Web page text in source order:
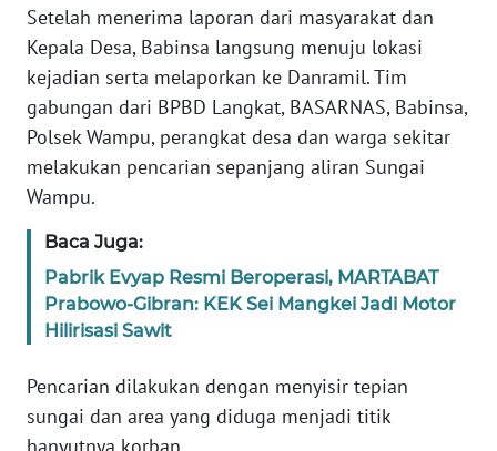
Setelah menerima laporan dari masyarakat dan
Kepala Desa, Babinsa langsung menuju lokasi
kejadian serta melaporkan ke Danramil. Tim
gabungan dari BPBD Langkat, BASARNAS, Babinsa,
Polsek Wampu, perangkat desa dan warga sekitar
melakukan pencarian sepanjang aliran Sungai
Wampu.
Baca Juga:
Pabrik Evyap Resmi Beroperasi, MARTABAT
Prabowo-Gibran: KEK Sei Mangkei Jadi Motor
Hilirisasi Sawit
Pencarian dilakukan dengan menyisir tepian
sungai dan area yang diduga menjadi titik
NUSANTARA
WN
JOGJA
WN
JATIM
WN
BALI
WN
WN
KALTENG